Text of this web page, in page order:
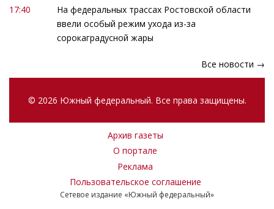
17:40
На федеральных трассах Ростовской области
ввели особый режим ухода из-за
сорокаградусной жары
Все новости →
© 2026 Южный федеральный. Все права защищены.
Архив газеты
О портале
Реклама
Пользовательское соглашение
Сетевое издание «Южный федеральный»